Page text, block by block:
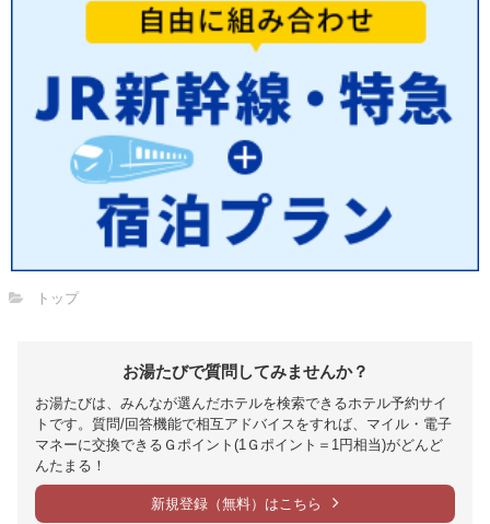
トップ
お湯たびで質問してみませんか？
お湯たびは、みんなが選んだホテルを検索できるホテル予約サイ
トです。質問/回答機能で相互アドバイスをすれば、マイル・電子
マネーに交換できるＧポイント(1Ｇポイント＝1円相当)がどんど
んたまる！
新規登録（無料）はこちら